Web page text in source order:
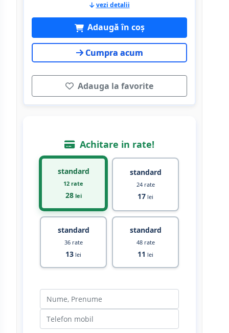
vezi detalii
Adaugă în coș
Cumpra acum
Adauga la favorite
Achitare in rate!
standard
12 rate
28lei
standard
24 rate
17 lei
standard
36 rate
13 lei
standard
48 rate
11 lei